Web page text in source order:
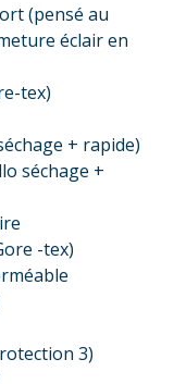
(pensé au
éclair en
tex)
+ rapide)
séchage +
-tex)
3)